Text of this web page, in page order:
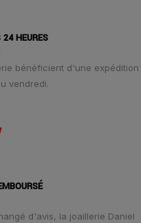
HEURES
bénéficient d'une expédition
vendredi.
d'avis, la joaillerie Daniel